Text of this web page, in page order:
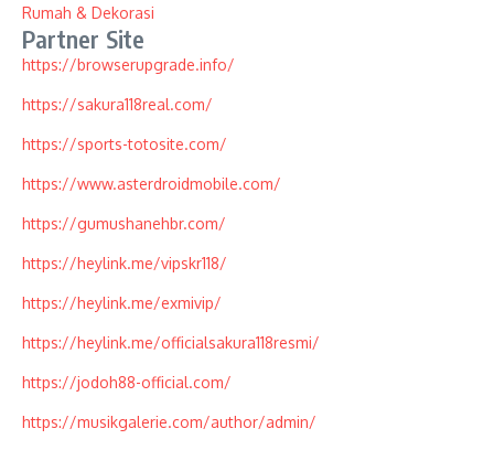
Rumah & Dekorasi
Partner Site
https://browserupgrade.info/
https://sakura118real.com/
https://sports-totosite.com/
https://www.asterdroidmobile.com/
https://gumushanehbr.com/
https://heylink.me/vipskr118/
https://heylink.me/exmivip/
https://heylink.me/officialsakura118resmi/
https://jodoh88-official.com/
https://musikgalerie.com/author/admin/